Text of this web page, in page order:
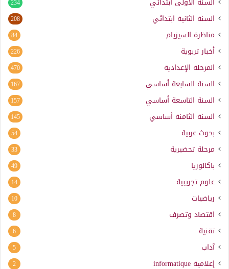
234
السنة الثانية ابتدائي 208
مناظرة السيزيام 84
أخبار تربوية 226
المرحلة الإعدادية 470
السنة السابعة أساسي 167
السنة التاسعة أساسي 157
السنة الثامنة أساسي 145
بحوث عربية 54
مرحلة تحضيرية 33
باكالوريا 49
علوم تجريبية 14
رياضيات 10
اقتصاد وتصرف 8
تقنية 6
آداب 5
إعلامية informatique
2